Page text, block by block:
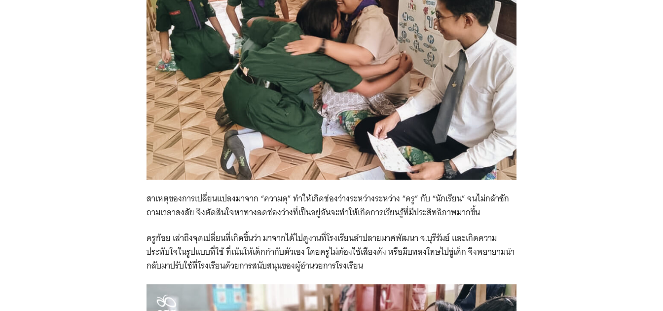
สาเหตุของการเปลี่ยนแปลงมาจาก “ความดุ” ทำให้เกิดช่องว่างระหว่างระหว่าง “ครู” กับ “นักเรียน” จนไม่กล้าซัก
ถามเวลาสงสัย จึงตัดสินใจหาทางลดช่องว่างที่เป็นอยู่อันจะทำให้เกิดการเรียนรู้ที่มีประสิทธิภาพมากขึ้น
ครูก้อย เล่าถึงจุดเปลี่ยนที่เกิดขึ้นว่า มาจากได้ไปดูงานที่โรงเรียนลำปลายมาศพัฒนา จ.บุรีรัมย์ และเกิดความ
ประทับใจในรูปแบบที่ใช้ ที่เน้นให้เด็กกำกับตัวเอง โดยครูไม่ต้องใช้เสียงดัง หรือมีบทลงโทษไปขู่เด็ก ​จึง​พยายาม​นำ
กลับมาปรับใช้ที่โรงเรียนด้วยการสนับสนุนของผู้อำนวยการโรงเรียน​